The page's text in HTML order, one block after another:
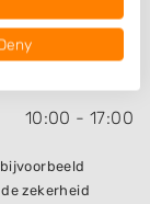
9:30
10:00 - 17:00
zekerheid
website/app.